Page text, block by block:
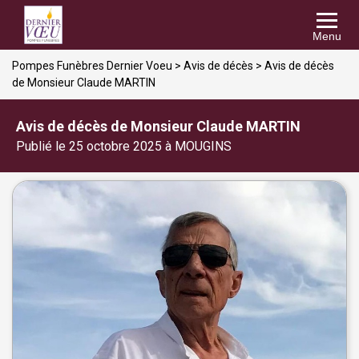
Menu
Pompes Funèbres Dernier Voeu > Avis de décès > Avis de décès
de Monsieur Claude MARTIN
Avis de décès de Monsieur Claude MARTIN
Publié le 25 octobre 2025 à MOUGINS